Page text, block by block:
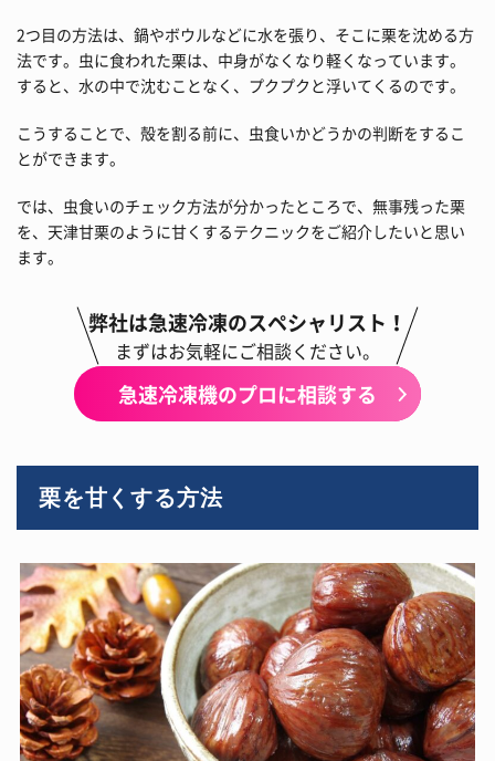
2つ目の方法は、鍋やボウルなどに水を張り、そこに栗を沈める方
法です。虫に食われた栗は、中身がなくなり軽くなっています。
すると、水の中で沈むことなく、プクプクと浮いてくるのです。
こうすることで、殻を割る前に、虫食いかどうかの判断をするこ
とができます。
では、虫食いのチェック方法が分かったところで、無事残った栗
を、天津甘栗のように甘くするテクニックをご紹介したいと思い
ます。
弊社は急速冷凍のスペシャリスト！
まずはお気軽にご相談ください。
急速冷凍機のプロに相談する
栗を甘くする方法